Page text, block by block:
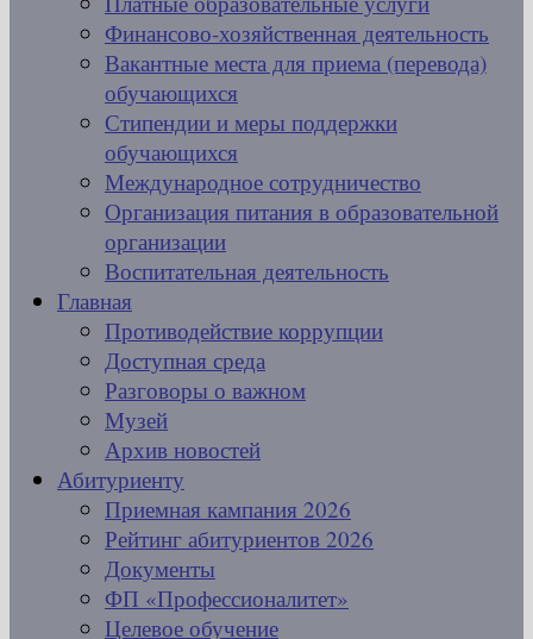
Финансово-хозяйственная деятельность
Вакантные места для приема (перевода)
обучающихся
Стипендии и меры поддержки
обучающихся
Международное сотрудничество
Организация питания в образовательной
организации
Воспитательная деятельность
Главная
Противодействие коррупции
Доступная среда
Разговоры о важном
Музей
Архив новостей
Абитуриенту
Приемная кампания 2026
Рейтинг абитуриентов 2026
Документы
ФП «Профессионалитет»
Целевое обучение